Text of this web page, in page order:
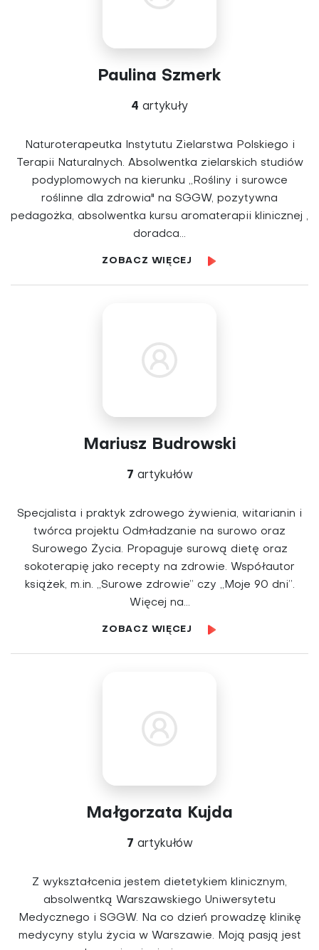
Paulina Szmerk
4 artykuły
Naturoterapeutka Instytutu Zielarstwa Polskiego i
Terapii Naturalnych. Absolwentka zielarskich studiów
podyplomowych na kierunku „Rośliny i surowce
roślinne dla zdrowia" na SGGW, pozytywna
pedagożka, absolwentka kursu aromaterapii klinicznej ,
doradca...
ZOBACZ WIĘCEJ
Mariusz Budrowski
7 artykułów
Specjalista i praktyk zdrowego żywienia, witarianin i
twórca projektu Odmładzanie na surowo oraz
Surowego Życia. Propaguje surową dietę oraz
sokoterapię jako recepty na zdrowie. Współautor
książek, m.in. „Surowe zdrowie” czy „Moje 90 dni”.
Więcej na...
ZOBACZ WIĘCEJ
Małgorzata Kujda
7 artykułów
Z wykształcenia jestem dietetykiem klinicznym,
absolwentką Warszawskiego Uniwersytetu
Medycznego i SGGW. Na co dzień prowadzę klinikę
medycyny stylu życia w Warszawie. Moją pasją jest